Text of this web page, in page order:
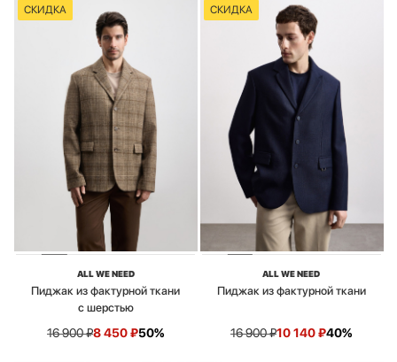
СКИДКА
ALL WE NEED
Пиджак из фактурной ткани
с шерстью
16 900₽8 450₽50%
СКИДКА
ALL WE NEED
Пиджак из фактурной ткани
16 900₽10 140₽40%